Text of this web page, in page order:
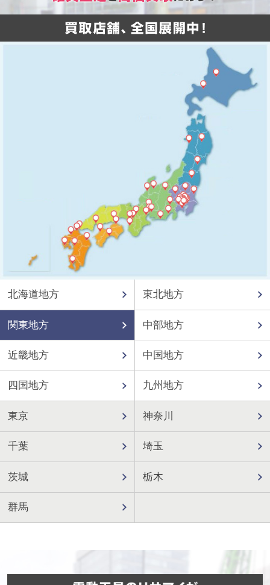
北海道地方 東北地方
関東地方 中部地方
近畿地方 中国地方
四国地方 九州地方
東京 神奈川
千葉 埼玉
茨城 栃木
群馬